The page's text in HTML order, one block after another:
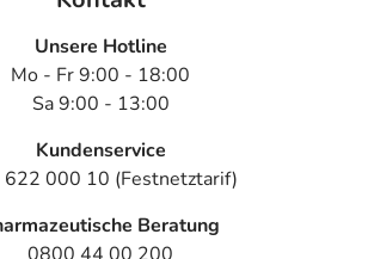
Unsere Hotline
Mo - Fr 9:00 - 18:00
Sa 9:00 - 13:00
Kundenservice
000 10 (Festnetztarif)
Beratung